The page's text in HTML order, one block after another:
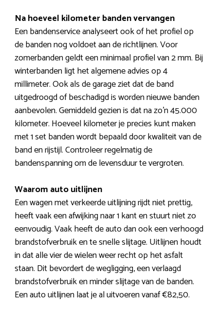
Na hoeveel kilometer banden vervangen
Een bandenservice analyseert ook of het profiel op
de banden nog voldoet aan de richtlijnen. Voor
zomerbanden geldt een minimaal profiel van 2 mm. Bij
winterbanden ligt het algemene advies op 4
millimeter. Ook als de garage ziet dat de band
uitgedroogd of beschadigd is worden nieuwe banden
aanbevolen. Gemiddeld gezien is dat na zo’n 45.000
kilometer. Hoeveel kilometer je precies kunt maken
met 1 set banden wordt bepaald door kwaliteit van de
band en rijstijl. Controleer regelmatig de
bandenspanning om de levensduur te vergroten.
Waarom auto uitlijnen
Een wagen met verkeerde uitlijning rijdt niet prettig,
heeft vaak een afwijking naar 1 kant en stuurt niet zo
eenvoudig. Vaak heeft de auto dan ook een verhoogd
brandstofverbruik en te snelle slijtage. Uitlijnen houdt
in dat alle vier de wielen weer recht op het asfalt
staan. Dit bevordert de wegligging, een verlaagd
brandstofverbruik en minder slijtage van de banden.
Een auto uitlijnen laat je al uitvoeren vanaf €82,50.